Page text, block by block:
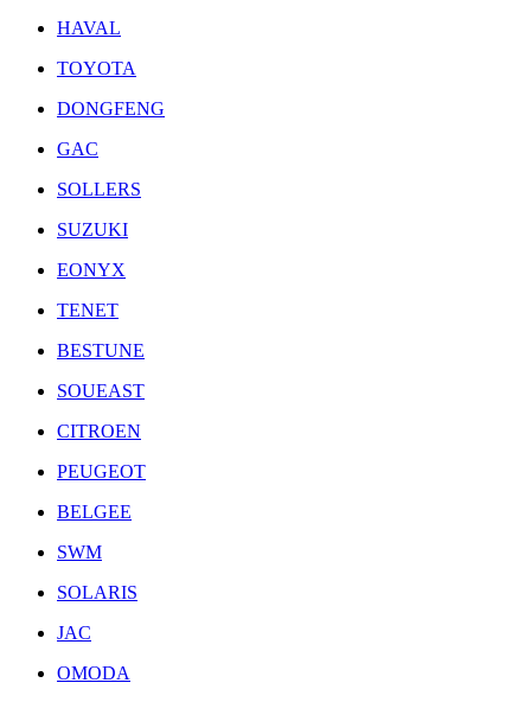
HAVAL
TOYOTA
DONGFENG
GAC
SOLLERS
SUZUKI
EONYX
TENET
BESTUNE
SOUEAST
CITROEN
PEUGEOT
BELGEE
SWM
SOLARIS
JAC
OMODA